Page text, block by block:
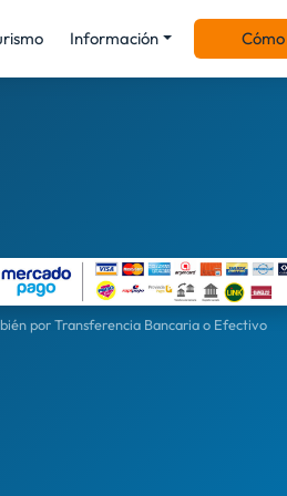
Información
por Transferencia Bancaria o Efectivo